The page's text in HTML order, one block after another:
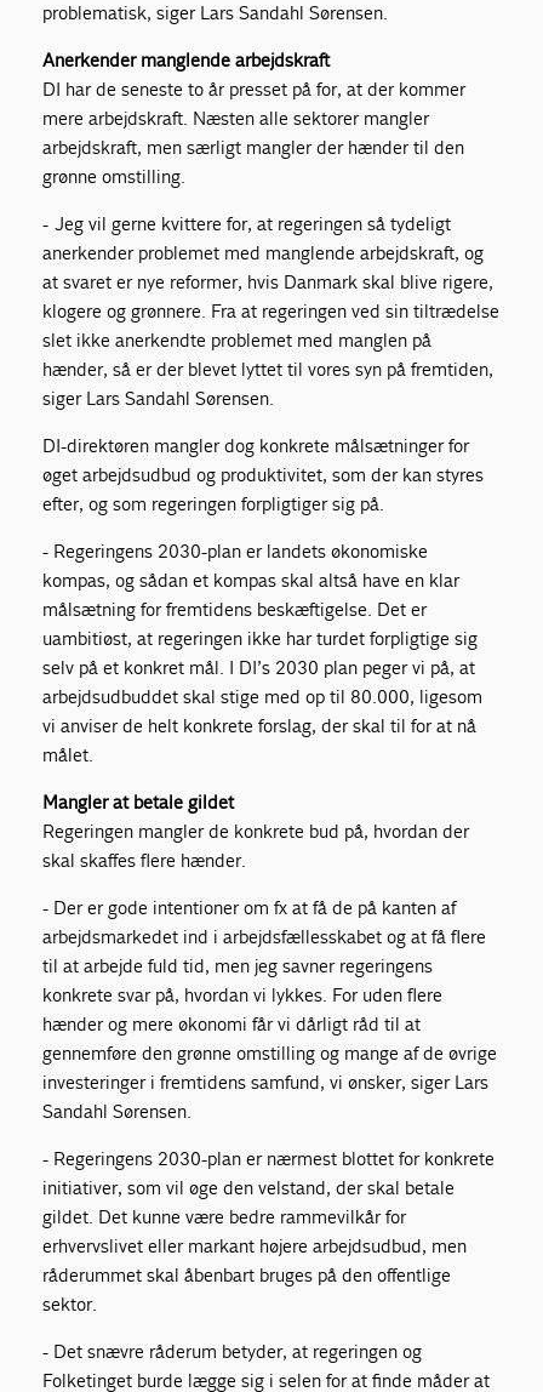
problematisk, siger Lars Sandahl Sørensen.
Anerkender manglende arbejdskraft
DI har de seneste to år presset på for, at der kommer
mere arbejdskraft. Næsten alle sektorer mangler
arbejdskraft, men særligt mangler der hænder til den
grønne omstilling.
- Jeg vil gerne kvittere for, at regeringen så tydeligt
anerkender problemet med manglende arbejdskraft, og
at svaret er nye reformer, hvis Danmark skal blive rigere,
klogere og grønnere. Fra at regeringen ved sin tiltrædelse
slet ikke anerkendte problemet med manglen på
hænder, så er der blevet lyttet til vores syn på fremtiden,
siger Lars Sandahl Sørensen.
DI-direktøren mangler dog konkrete målsætninger for
øget arbejdsudbud og produktivitet, som der kan styres
efter, og som regeringen forpligtiger sig på.
- Regeringens 2030-plan er landets økonomiske
kompas, og sådan et kompas skal altså have en klar
målsætning for fremtidens beskæftigelse. Det er
uambitiøst, at regeringen ikke har turdet forpligtige sig
selv på et konkret mål. I DI’s 2030 plan peger vi på, at
arbejdsudbuddet skal stige med op til 80.000, ligesom
vi anviser de helt konkrete forslag, der skal til for at nå
målet.
Mangler at betale gildet
Regeringen mangler de konkrete bud på, hvordan der
skal skaffes flere hænder.
- Der er gode intentioner om fx at få de på kanten af
arbejdsmarkedet ind i arbejdsfællesskabet og at få flere
til at arbejde fuld tid, men jeg savner regeringens
konkrete svar på, hvordan vi lykkes. For uden flere
hænder og mere økonomi får vi dårligt råd til at
gennemføre den grønne omstilling og mange af de øvrige
investeringer i fremtidens samfund, vi ønsker, siger Lars
Sandahl Sørensen.
- Regeringens 2030-plan er nærmest blottet for konkrete
initiativer, som vil øge den velstand, der skal betale
gildet. Det kunne være bedre rammevilkår for
erhvervslivet eller markant højere arbejdsudbud, men
råderummet skal åbenbart bruges på den offentlige
sektor.
- Det snævre råderum betyder, at regeringen og
Folketinget burde lægge sig i selen for at finde måder at